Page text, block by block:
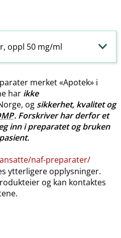
oppl 50 mg/ml
merket «Apotek» i
har ikke
og sikkerhet, kvalitet og
. Forskriver har derfor et
inn i preparatet og bruken
​naf-preparater​/​
ytterligere opplysninger.
og kan kontaktes